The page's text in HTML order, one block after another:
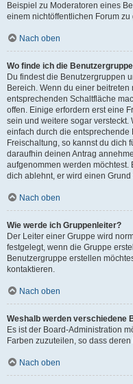
Beispiel zu Moderatoren eines
einem nichtöffentlichen Forum zu
Nach oben
Wo finde ich die
Du findest die Benutzergruppen
Bereich. Wenn du einer
entsprechenden Schaltfläche
offen. Einige erfordern erst eine
sein und weitere sogar versteckt.
einfach durch die entsprechende
Freischaltung, so kannst du dich
daraufhin deinen Antrag
aufgenommen werden
dich ablehnt, er wird einen
Nach oben
Wie werde ich Gruppenleiter?
Der Leiter einer Gruppe wird
festgelegt, wenn die Gruppe
Benutzergruppe erstellen
kontaktieren.
Nach oben
Weshalb werden verschiedene
Es ist der Board-Administration
Farben zuzuteilen, so dass
Nach oben